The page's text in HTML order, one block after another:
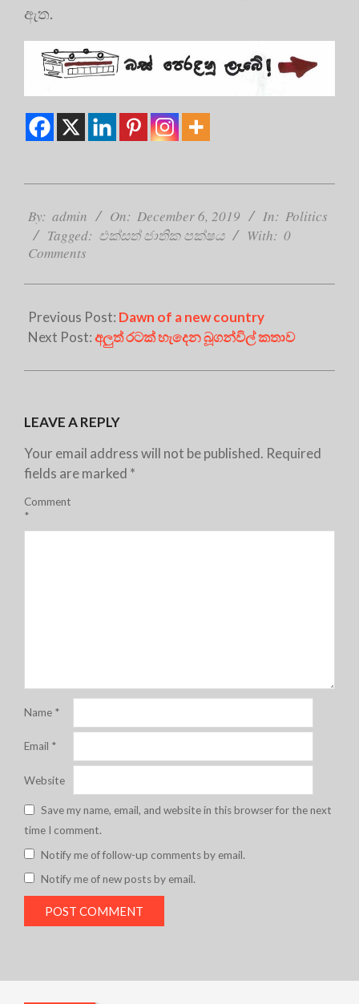
ඇත.
12-
06
By: admin On: December 6, 2019 In: Politics
Tagged: එක්සත් ජාතික පක්ෂය With: 0
Comments
Previous Post: Dawn of a new country
Next Post:අලුත් රටක් හැදෙන බූගන්විල් කතාව
LEAVE A REPLY
Your email address will not be published. Required
fields are marked *
Comment
*
Name *
Email *
Website
Save my name, email, and website in this browser for the next
time I comment.
Notify me of follow-up comments by email.
Notify me of new posts by email.